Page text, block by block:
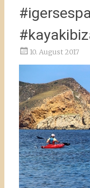
10. August 2017